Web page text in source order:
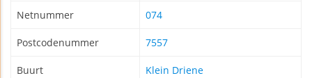
Netnummer 074
Postcodenummer 7557
Buurt Klein Driene